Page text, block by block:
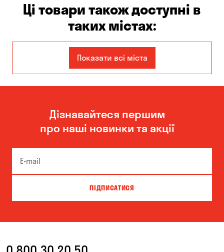
Ці товари також доступні в
таких містах:
Кам'янське Київ
Одеса Олександрівка
Чорноморськ
Показати всі міста
Дізнавайтеся першим
про наші новинки та акції
ПІДПИСАТИСЯ